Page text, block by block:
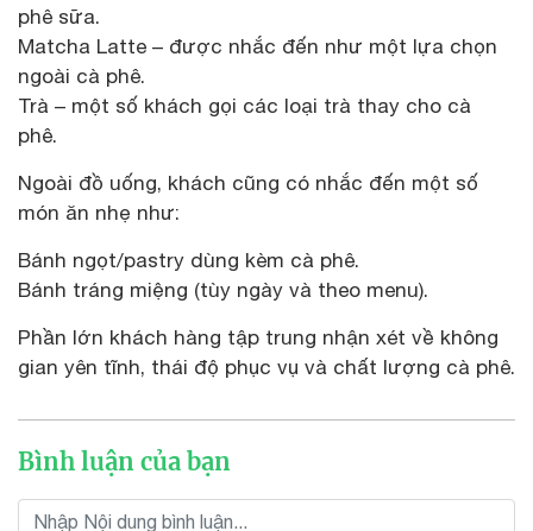
phê sữa.
Matcha Latte – được nhắc đến như một lựa chọn
ngoài cà phê.
Trà – một số khách gọi các loại trà thay cho cà
phê.
Ngoài đồ uống, khách cũng có nhắc đến một số
món ăn nhẹ như:
Bánh ngọt/pastry dùng kèm cà phê.
Bánh tráng miệng (tùy ngày và theo menu).
Phần lớn khách hàng tập trung nhận xét về không
gian yên tĩnh, thái độ phục vụ và chất lượng cà phê.
Bình luận của bạn